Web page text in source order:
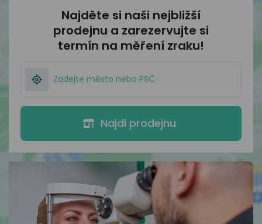
Najděte si naši nejbližší
prodejnu a zarezervujte si
termín na měření zraku!
Najdi prodejnu